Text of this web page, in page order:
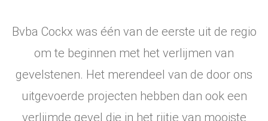
Bvba Cockx was één van de eerste uit de regio
om te beginnen met het verlijmen van
gevelstenen. Het merendeel van de door ons
uitgevoerde projecten hebben dan ook een
verlijmde gevel die in het rijtje van mooiste